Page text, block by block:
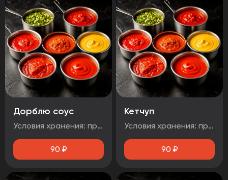
Дорблю соус
Условия хранения: при температуре от плюс 2°C до плюс 4°C Срок годности: 48 часов Т.У 10.71. 11-001-48751922-2017 Рекомендуется употребить сразу после вскрытия упаковки Без ГМО
90 ₽
Кетчуп
Условия хранения: при температуре от плюс 2°C до плюс 4°C Срок годности: 48 часов Т.У 10.71. 11-001-48751922-2017 Рекомендуется употребить сразу после вскрытия упаковки Без ГМО
90 ₽